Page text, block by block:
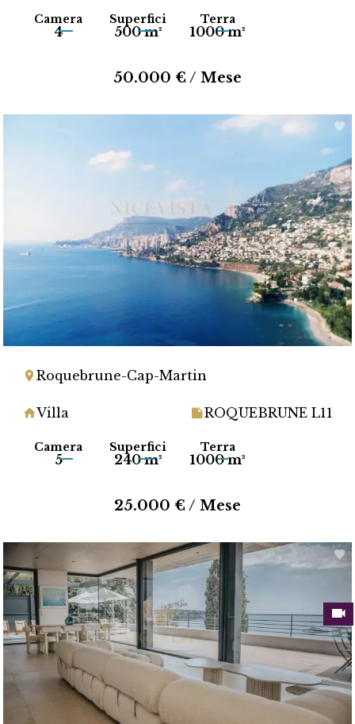
Camera
4
Superfici
500 m²
Terra
1000 m²
50.000 € / Mese
Roquebrune-Cap-Martin
Villa ROQUEBRUNE L11
Camera
5
Superfici
240 m²
Terra
1000 m²
25.000 € / Mese